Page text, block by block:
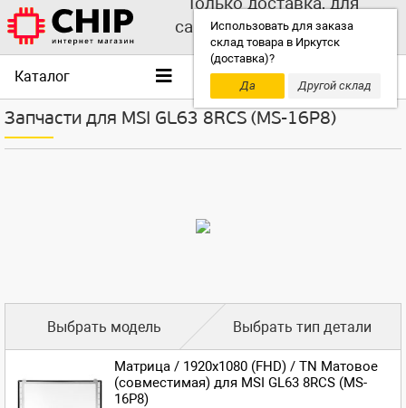
Использовать для заказа
склад товара в Иркутск
(доставка)?
Да
Другой склад
самовывоза выбирайте
другой склад!
Каталог
Запчасти для MSI GL63 8RCS (MS-16P8)
Выбрать модель Выбрать тип детали
Матрица / 1920x1080 (FHD) / TN Матовое
(совместимая) для MSI GL63 8RCS (MS-
16P8)